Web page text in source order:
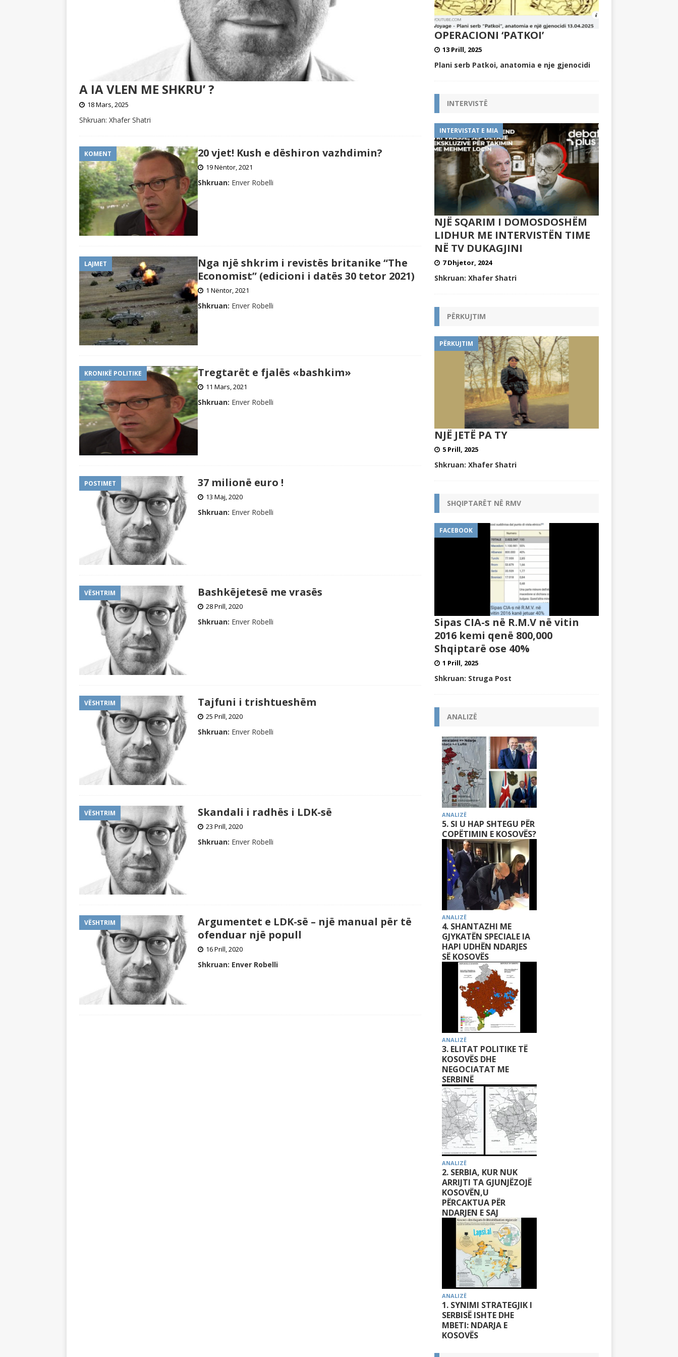
A IA VLEN ME SHKRU’ ?
18 Mars, 2025
Shkruan: Xhafer Shatri
KOMENT 20 vjet! Kush e dëshiron vazhdimin?
19 Nëntor, 2021
Shkruan: Enver Robelli
LAJMET
Nga një shkrim i revistës britanike “The
Economist” (edicioni i datës 30 tetor 2021)
1 Nëntor, 2021
Shkruan: Enver Robelli
KRONIKË POLITIKE Tregtarët e fjalës «bashkim»
11 Mars, 2021
Shkruan: Enver Robelli
POSTIMET 37 milionë euro !
13 Maj, 2020
Shkruan: Enver Robelli
VËSHTRIM Bashkëjetesë me vrasës
28 Prill, 2020
Shkruan: Enver Robelli
VËSHTRIM Tajfuni i trishtueshëm
25 Prill, 2020
Shkruan: Enver Robelli
VËSHTRIM Skandali i radhës i LDK-së
23 Prill, 2020
Shkruan: Enver Robelli
VËSHTRIM
Argumentet e LDK-së – një manual për të
ofenduar një popull
16 Prill, 2020
Shkruan: Enver Robelli
OPERACIONI ‘PATKOI’
13 Prill, 2025
Plani serb Patkoi, anatomia e nje gjenocidi
INTERVISTË
INTERVISTAT E MIA
NJË SQARIM I DOMOSDOSHËM
LIDHUR ME INTERVISTËN TIME
NË TV DUKAGJINI
7 Dhjetor, 2024
Shkruan: Xhafer Shatri
PËRKUJTIM
PËRKUJTIM
NJË JETË PA TY
5 Prill, 2025
Shkruan: Xhafer Shatri
SHQIPTARËT NË RMV
FACEBOOK
Sipas CIA-s në R.M.V në vitin
2016 kemi qenë 800,000
Shqiptarë ose 40%
1 Prill, 2025
Shkruan: Struga Post
ANALIZË
ANALIZË
5. SI U HAP SHTEGU PËR
COPËTIMIN E KOSOVËS?
ANALIZË
4. SHANTAZHI ME
GJYKATËN SPECIALE IA
HAPI UDHËN NDARJES
SË KOSOVËS
ANALIZË
3. ELITAT POLITIKE TË
KOSOVËS DHE
NEGOCIATAT ME
SERBINË
ANALIZË
2. SERBIA, KUR NUK
ARRIJTI TA GJUNJËZOJË
KOSOVËN,U
PËRCAKTUA PËR
NDARJEN E SAJ
ANALIZË
1. SYNIMI STRATEGJIK I
SERBISË ISHTE DHE
MBETI: NDARJA E
KOSOVËS